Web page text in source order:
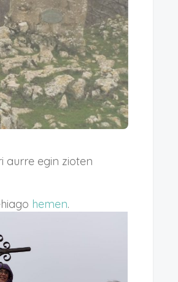
aurre egin zioten
hemen.